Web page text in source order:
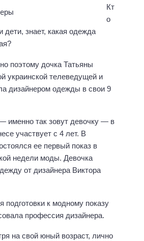
Кт
о
знает, какая одежда
поэтому дочка Татьяны
украинской телеведущей и
дизайнером одежды в свои 9
именно так зовут девочку — в
участвует с 4 лет. В
ее первый показ в
недели моды. Девочка
от дизайнера Виктора
подготовки к модному показу
профессия дизайнера.
на свой юный возраст, лично